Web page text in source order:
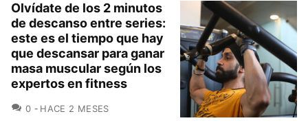
Olvídate de los 2 minutos
de descanso entre series:
este es el tiempo que hay
que descansar para ganar
masa muscular según los
expertos en fitness
0 COMENTARIOS
HACE 2 MESES